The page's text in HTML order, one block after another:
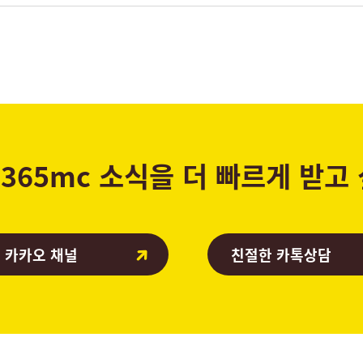
365mc 소식을 더 빠르게 받고
카오 채널 친절한 카톡상담